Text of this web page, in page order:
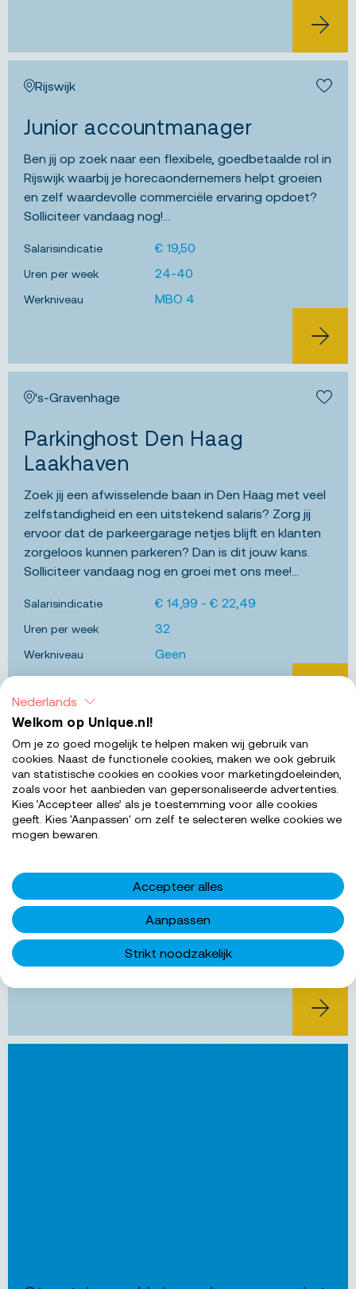
BEKIJK
Rijswijk
Junior accountmanager
Ben jij op zoek naar een flexibele, goedbetaalde rol in
Rijswijk waarbij je horecaondernemers helpt groeien
en zelf waardevolle commerciële ervaring opdoet?
Solliciteer vandaag nog!...
Salarisindicatie € 19,50
Uren per week 24-40
Werkniveau MBO 4
BEKIJK
's-Gravenhage
Parkinghost Den Haag
Laakhaven
Zoek jij een afwisselende baan in Den Haag met veel
zelfstandigheid en een uitstekend salaris? Zorg jij
ervoor dat de parkeergarage netjes blijft en klanten
zorgeloos kunnen parkeren? Dan is dit jouw kans.
Solliciteer vandaag nog en groei met ons mee!...
Salarisindicatie € 14,99 - € 22,49
Uren per week 32
Werkniveau Geen
's-Gravenhage
Accountmanager horeca
hybride
mensen hebt? Wij zoeken een accountmanager!...
€ 19,50
MBO 4
BEKIJK
Nederlands
Welkom op Unique.nl!
Om je zo goed mogelijk te helpen maken wij gebruik van
cookies. Naast de functionele cookies, maken we ook gebruik
van statistische cookies en cookies voor marketingdoeleinden,
zoals voor het aanbieden van gepersonaliseerde advertenties.
Kies ‘Accepteer alles’ als je toestemming voor alle cookies
geeft. Kies 'Aanpassen' om zelf te selecteren welke cookies we
mogen bewaren.
Accepteer alles
Aanpassen
Strikt noodzakelijk